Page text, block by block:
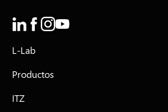
L-Lab
Productos
ITZ